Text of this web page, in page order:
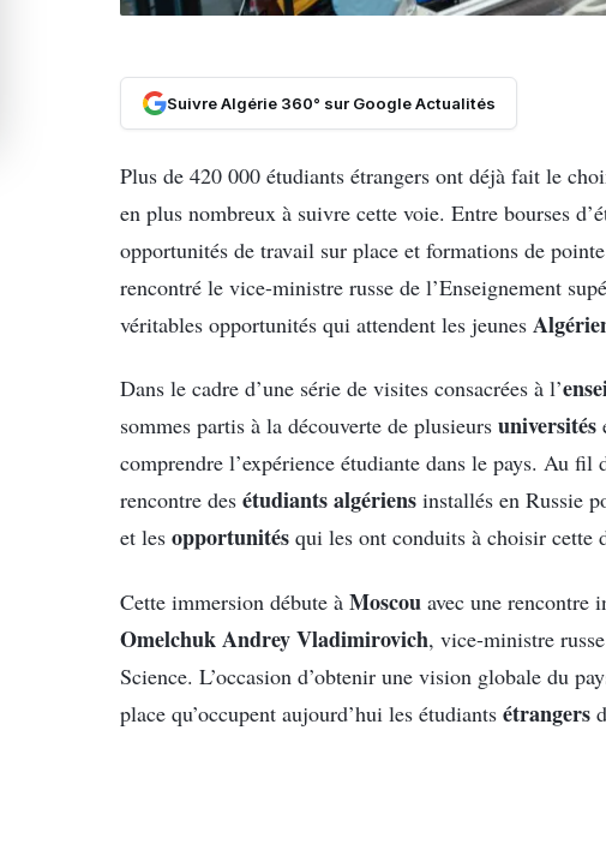
Suivre Algérie 360° sur Google Actualités
Plus de 420 000 étudiants étrangers ont déjà fait le
en plus nombreux à suivre cette voie. Entre bourses
opportunités de travail sur place et formations de
rencontré le vice-ministre russe de l’Enseignement
véritables opportunités qui attendent les jeunes
Dans le cadre d’une série de visites consacrées à l’
sommes partis à la découverte de plusieurs universités
comprendre l’expérience étudiante dans le pays. Au
rencontre des étudiants algériens installés en Russie
et les opportunités qui les ont conduits à choisir cette
Cette immersion débute à Moscou avec une rencontre
Omelchuk Andrey Vladimirovich, vice-ministre
Science. L’occasion d’obtenir une vision globale du
place qu’occupent aujourd’hui les étudiants étrangers